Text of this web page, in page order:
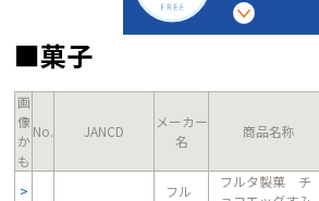
■菓子
画
像
か
も
No. JANCD
メーカー
名
商品名称
フル
フルタ製菓 チ